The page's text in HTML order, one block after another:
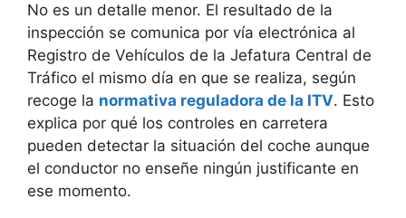
No es un detalle menor. El resultado de la
inspección se comunica por vía electrónica al
Registro de Vehículos de la Jefatura Central de
Tráfico el mismo día en que se realiza, según
recoge la normativa reguladora de la ITV. Esto
explica por qué los controles en carretera
pueden detectar la situación del coche aunque
el conductor no enseñe ningún justificante en
ese momento.